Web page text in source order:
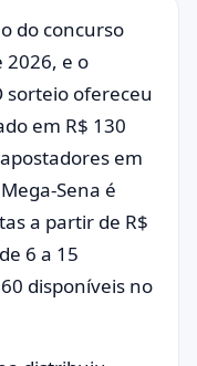
do concurso
2026, e o
sorteio ofereceu
em R$ 130
em
Sena é
a partir de R$
6 a 15
disponíveis no